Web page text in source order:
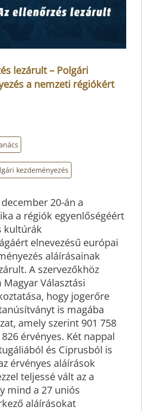
lezárult – Polgári
a nemzeti régiókért
kezdeményezés
20-án a
a régiók egyenlőségéért
kultúrák
elnevezésű európai
aláírásainak
A szervezőkhöz
Választási
hogy jogerőre
is magába
amely szerint 901 758
érvényes. Két nappal
és Ciprusból is
érvényes aláírások
teljessé vált az a
mind a 27 uniós
aláírásokat